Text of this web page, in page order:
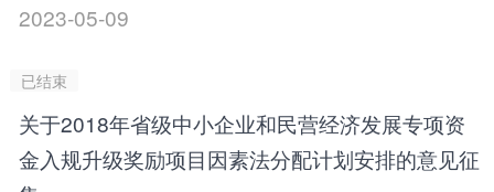
2023-05-09
已结束
关于2018年省级中小企业和民营经济发展专项资
金入规升级奖励项目因素法分配计划安排的意见征